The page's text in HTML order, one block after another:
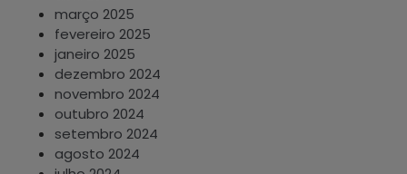
março 2025
fevereiro 2025
janeiro 2025
dezembro 2024
novembro 2024
outubro 2024
setembro 2024
agosto 2024